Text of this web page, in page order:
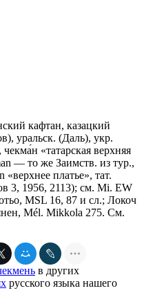
кафтан, казацкий
уральск. (Даль), укр.
«татарская верхняя
— то же Заимств. из тур.,
«верхнее платье», тат.
3, 1956, 2113); см. Мi. ЕW
МSL 16, 87 и сл.; Локоч
Мél. Мikkola 275. См.
в других
русского языка нашего